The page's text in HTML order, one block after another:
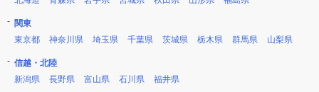
関東
東京都
神奈川県 埼玉県 千葉県 茨城県 栃木県 群馬県 山梨県
信越・北陸
新潟県
長野県 富山県 石川県 福井県